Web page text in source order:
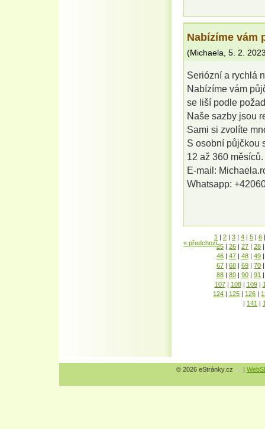
Nabízíme vám
(Michaela 5. 2.
Seriózní a rychlá
Nabízíme vám
se liší podle
Naše sazby jsou
Sami si zvolíte
S osobní půjčkou
12 až 360 měsíců.
E-mail:
Whatsapp:
« předchozí
1 | 2 | 3 | 4 | 5 | 6 |
25 | 26 | 27 | 28 |
46 | 47 | 48 | 49 |
67 | 68 | 69 | 70 |
88 | 89 | 90 | 91 |
107 | 108 | 109 |
124 | 125 | 126 |
| 141 |
© 2026 eStránky.cz |